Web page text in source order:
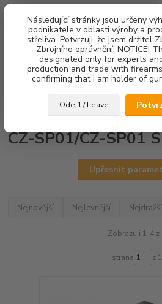
Následující stránky jsou určeny
podnikatele v oblasti výroby a
střeliva. Potvrzuji, že jsem držitel
Zbrojního oprávnění. NOTICE!
designated only for experts
production and trade with
confirming that i am holder of
Odejít / Leave
CZ-SP01/CZ-SP01
CZ-SP01/CZ-SP01
Upřesnit
Nejnovější Nejlevnější Nejdražší
Zobrazuji 1-4 z
strana z 1